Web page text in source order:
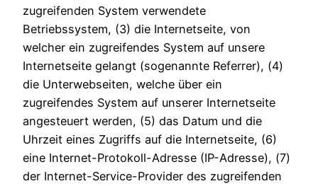
zugreifenden System verwendete
Betriebssystem, (3) die Internetseite, von
welcher ein zugreifendes System auf unsere
Internetseite gelangt (sogenannte Referrer), (4)
die Unterwebseiten, welche über ein
zugreifendes System auf unserer Internetseite
angesteuert werden, (5) das Datum und die
Uhrzeit eines Zugriffs auf die Internetseite, (6)
eine Internet-Protokoll-Adresse (IP-Adresse), (7)
der Internet-Service-Provider des zugreifenden